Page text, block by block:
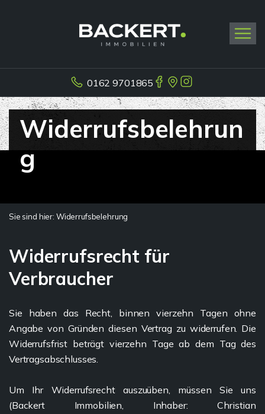
0162 9701865
Widerrufsbelehrun
g
Sie sind hier: Widerrufsbelehrung
Widerrufsrecht für
Verbraucher
Sie haben das Recht, binnen vierzehn Tagen ohne
Angabe von Gründen diesen Vertrag zu widerrufen. Die
Widerrufsfrist beträgt vierzehn Tage ab dem Tag des
Vertragsabschlusses.
Um Ihr Widerrufsrecht auszuüben, müssen Sie uns
(Backert Immobilien, Inhaber: Christian